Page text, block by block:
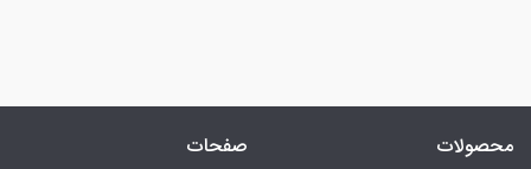
محصولات صفحات